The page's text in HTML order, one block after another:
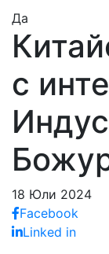
Да
с
18 Юли 2024
Facebook
Linked in